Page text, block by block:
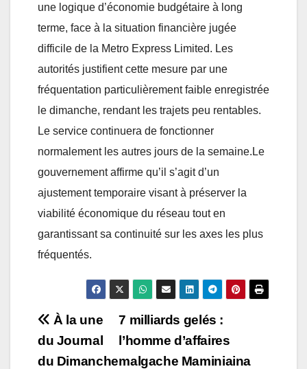
une logique d’économie budgétaire à long
terme, face à la situation financière jugée
difficile de la Metro Express Limited. Les
autorités justifient cette mesure par une
fréquentation particulièrement faible enregistrée
le dimanche, rendant les trajets peu rentables.
Le service continuera de fonctionner
normalement les autres jours de la semaine.Le
gouvernement affirme qu’il s’agit d’un
ajustement temporaire visant à préserver la
viabilité économique du réseau tout en
garantissant sa continuité sur les axes les plus
fréquentés.
Post
navigation
7 milliards gelés :
l’homme d’affaires
malgache Maminiaina
À la une
du Journal
du Dimanche